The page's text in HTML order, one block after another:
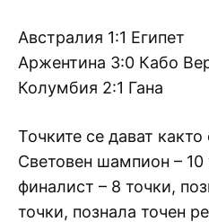
Австралия 1:1 Египет
Аржентина 3:0 Кабо
Колумбия 2:1 Гана
Точките се дават
Световен шампион – 10
финалист – 8 точки,
точки, познала точен